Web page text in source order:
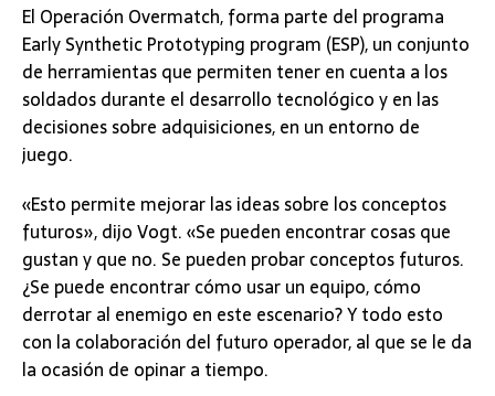
El Operación Overmatch, forma parte del programa
Early Synthetic Prototyping program (ESP), un conjunto
de herramientas que permiten tener en cuenta a los
soldados durante el desarrollo tecnológico y en las
decisiones sobre adquisiciones, en un entorno de
juego.
«Esto permite mejorar las ideas sobre los conceptos
futuros», dijo Vogt. «Se pueden encontrar cosas que
gustan y que no. Se pueden probar conceptos futuros.
¿Se puede encontrar cómo usar un equipo, cómo
derrotar al enemigo en este escenario? Y todo esto
con la colaboración del futuro operador, al que se le da
la ocasión de opinar a tiempo.